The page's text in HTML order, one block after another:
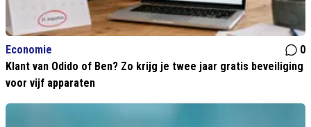
Economie
0
Klant van Odido of Ben? Zo krijg je twee jaar gratis beveiliging
voor vijf apparaten